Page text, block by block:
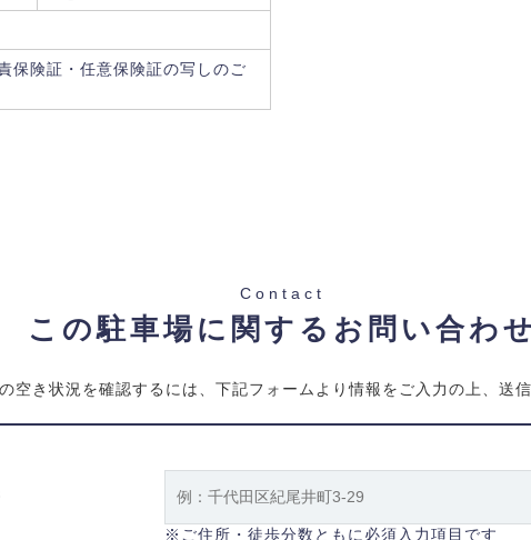
保険証・任意保険証の写しのご
Contact
この駐車場に関するお問い合わせ
空き状況を確認するには、下記フォームより情報をご入力の上、送信
※ご住所・徒歩分数ともに必須入力項目です